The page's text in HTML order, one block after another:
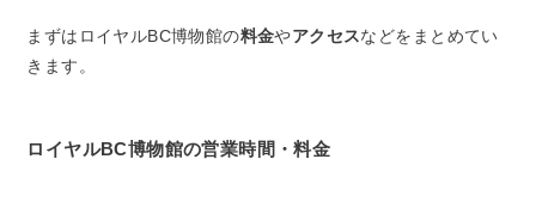
まずはロイヤルBC博物館の料金やアクセスなどをまとめてい
きます。
ロイヤルBC博物館の営業時間・料金